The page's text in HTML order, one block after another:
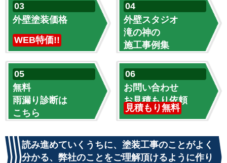
外壁塗装価格
WEB特価!!
外壁スタジオ
滝の神の
施工事例集
無料
雨漏り診断は
こちら
お問い合わせ
お見積もり依頼
見積もり無料
読み進めていくうちに、塗装工事のことがよく
分かる、弊社のことをご理解頂けるように作り